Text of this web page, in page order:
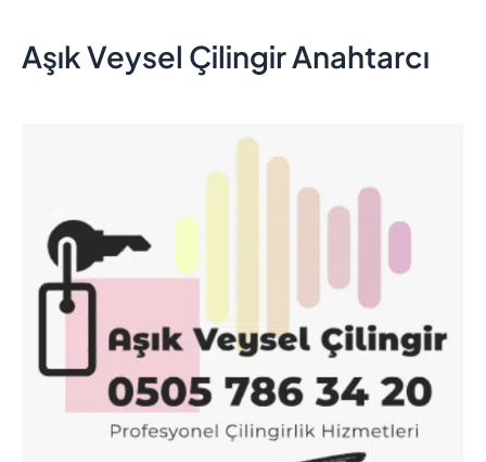
Aşık Veysel Çilingir Anahtarcı
Aşık